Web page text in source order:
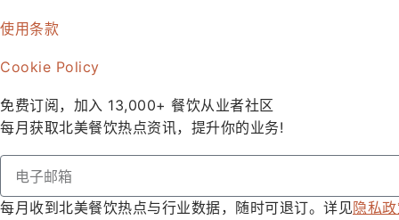
使用条款
Cookie Policy
免费订阅，加入 13,000+ 餐饮从业者社区
每月获取北美餐饮热点资讯，提升你的业务!
每月收到北美餐饮热点与行业数据，随时可退订。详见隐私